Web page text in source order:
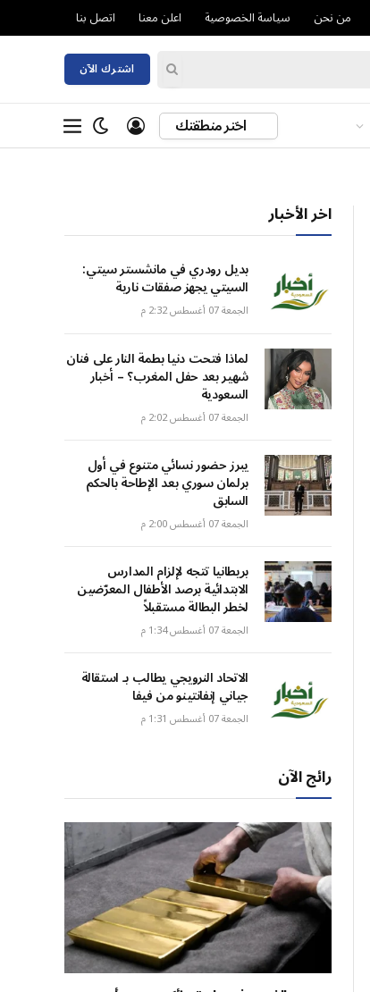
من نحن سياسة الخصوصية اعلن معنا اتصل بنا
اشترك الآن
اختر منطقتك
اخر الأخبار
بديل رودري في مانشستر سيتي:
السيتي يجهز صفقات نارية
الجمعة 07 أغسطس 2:32 م
لماذا فتحت دنيا بطمة النار على فنان
شهير بعد حفل المغرب؟ – أخبار
السعودية
الجمعة 07 أغسطس 2:02 م
يبرز حضور نسائي متنوع في أول
برلمان سوري بعد الإطاحة بالحكم
السابق
الجمعة 07 أغسطس 2:00 م
بريطانيا تتجه لإلزام المدارس
الابتدائية برصد الأطفال المعرّضين
لخطر البطالة مستقبلاً
الجمعة 07 أغسطس 1:34 م
الاتحاد النرويجي يطالب بـ استقالة
جياني إنفانتينو من فيفا
الجمعة 07 أغسطس 1:31 م
رائج الآن